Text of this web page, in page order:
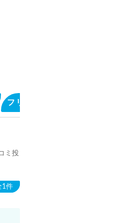
フリーコメントを見る
ミ投
1件